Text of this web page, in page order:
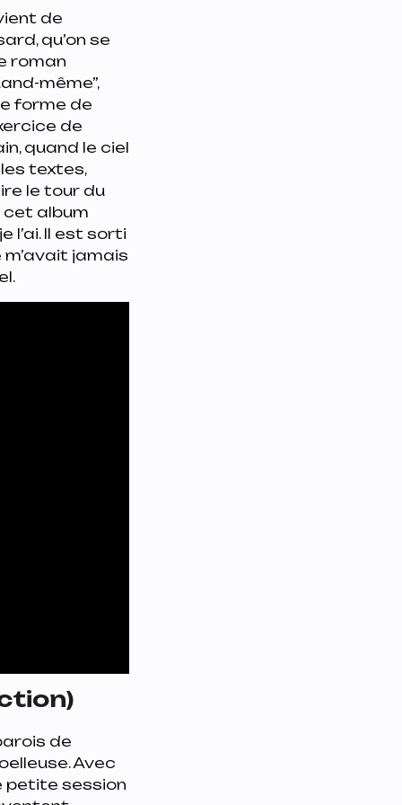
de
qu’on se
roman
même”,
forme de
de
quand le ciel
textes,
le tour du
cet album
l’ai. Il est sorti
jamais
de
Avec
petite session